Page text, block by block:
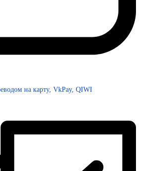
на карту, VkPay, QIWI